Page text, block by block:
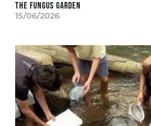
THE FUNGUS GARDEN
15/06/2026